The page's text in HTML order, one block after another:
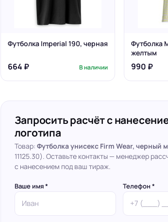
Футболка Imperial 190, черная
664 ₽ В наличии
Футболка
желтым
990 ₽
Запросить расчёт с
логотипа
Товар: Футболка унисекс Firm Wear, черный
11125.30). Оставьте контакты — менеджер
с нанесением под ваш тираж.
Ваше имя * Телефон *